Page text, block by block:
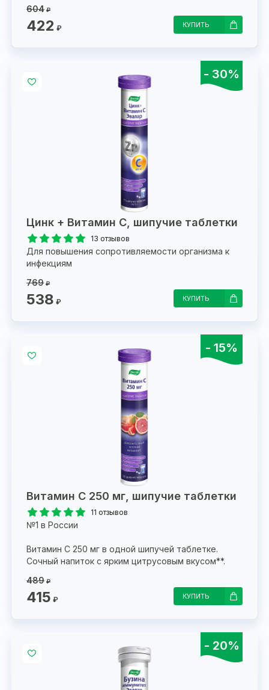
604 ₽
422 ₽ КУПИТЬ
- 30%
Цинк + Витамин С, шипучие таблетки
13 отзывов
Для повышения сопротивляемости организма к
инфекциям
769 ₽
538 ₽ КУПИТЬ
- 15%
Витамин С 250 мг, шипучие таблетки
11 отзывов
№1 в России
Витамин С 250 мг в одной шипучей таблетке.
Сочный напиток с ярким цитрусовым вкусом**.
489 ₽
415 ₽ КУПИТЬ
- 20%